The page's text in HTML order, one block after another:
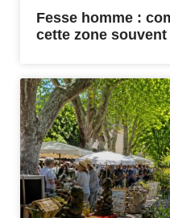
Fesse homme :
cette zone